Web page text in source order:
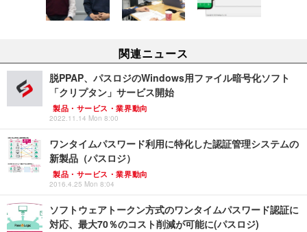
関連ニュース
脱PPAP、パスロジのWindows用ファイル暗号化ソフト
「クリプタン」サービス開始
製品・サービス・業界動向
2022.11.14 Mon 8:00
ワンタイムパスワード利用に特化した認証管理システムの
新製品（パスロジ）
製品・サービス・業界動向
2016.4.25 Mon 8:04
ソフトウェアトークン方式のワンタイムパスワード認証に
対応、最大70％のコスト削減が可能に(パスロジ)